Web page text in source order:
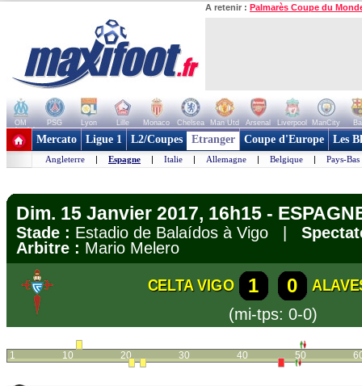
A retenir : Palmarès Coupe du
OM PSG Lyon Lille Monaco Chelsea Man Utd Arsenal Liverpool ManCity
+ de clubs
Mercato Ligue 1 L2/Coupes Etranger Coupe d'Europe Les
Angleterre | Espagne | Italie | Allemagne | Belgique | Pays-Bas
Dim. 15 Janvier 2017, 16h15 -
Stade : Estadio de Balaídos à Vigo |
Arbitre : Mario Melero
CELTA VIGO 1 0
(mi-tps: 0-0)
1 10 20 30 40 50